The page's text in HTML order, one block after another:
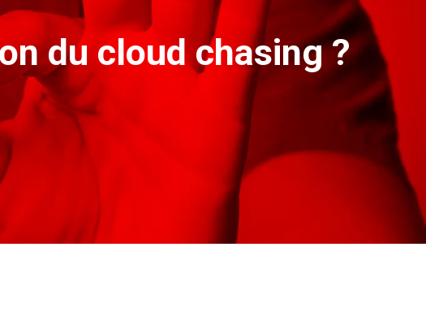
du cloud chasing ?